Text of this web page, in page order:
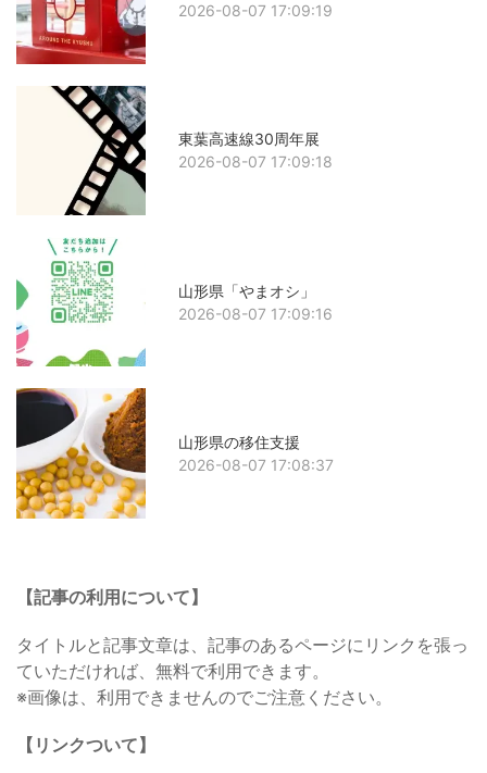
2026-08-07 17:09:19
東葉高速線30周年展
2026-08-07 17:09:18
山形県「やまオシ」
2026-08-07 17:09:16
山形県の移住支援
2026-08-07 17:08:37
【記事の利用について】
タイトルと記事文章は、記事のあるページにリンクを張っ
ていただければ、無料で利用できます。
※画像は、利用できませんのでご注意ください。
【リンクついて】